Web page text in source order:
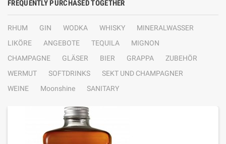
FREQUENTLY PURCHASED TOGETHER
RHUM GIN WODKA WHISKY
MINERALWASSER
LIKÖRE
ANGEBOTE TEQUILA
MIGNON
CHAMPAGNE
GLÄSER BIER GRAPPA
ZUBEHÖR
WERMUT
SOFTDRINKS
SEKT UND CHAMPAGNER
WEINE
Moonshine SANITARY